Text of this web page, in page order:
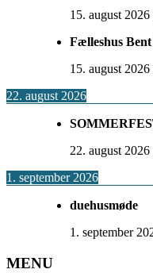
15. august 2026
Fælleshus Bent
15. august 2026
22. august 2026
22. august 2026
1. september 2026
duehusmøde
1. september
MENU